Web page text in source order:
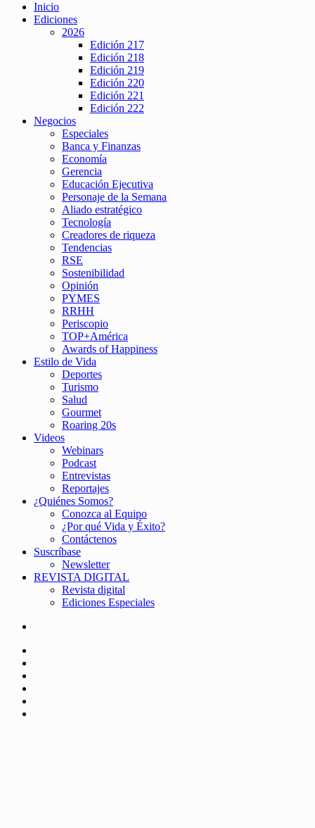
Inicio
Ediciones
2026
Edición 217
Edición 218
Edición 219
Edición 220
Edición 221
Edición 222
Negocios
Especiales
Banca y Finanzas
Economía
Gerencia
Educación Ejecutiva
Personaje de la Semana
Aliado estratégico
Tecnología
Creadores de riqueza
Tendencias
RSE
Sostenibilidad
Opinión
PYMES
RRHH
Periscopio
TOP+América
Awards of Happiness
Estilo de Vida
Deportes
Turismo
Salud
Gourmet
Roaring 20s
Videos
Webinars
Podcast
Entrevistas
Reportajes
¿Quiénes Somos?
Conozca al Equipo
¿Por qué Vida y Éxito?
Contáctenos
Suscríbase
Newsletter
REVISTA DIGITAL
Revista digital
Ediciones Especiales